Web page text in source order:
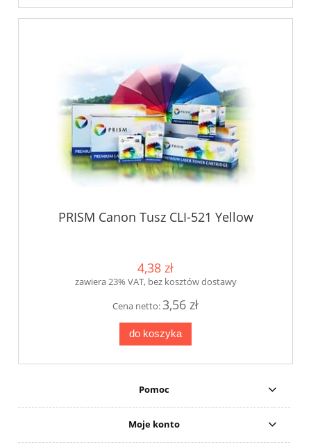
PRISM Canon Tusz CLI-521 Yellow
4,38 zł
zawiera 23% VAT, bez kosztów dostawy
Cena netto:3,56 zł
do koszyka
Pomoc
Moje konto